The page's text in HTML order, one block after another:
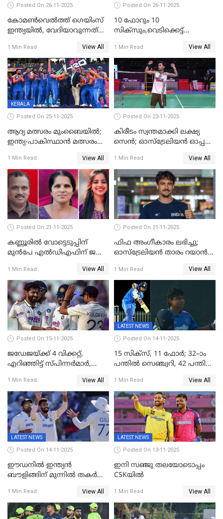
Posted On 26-11-2025
കോമൺവെൽത്ത് ഗെയിംസ്
ഇന്ത്യയിൽ, വേദിയാവുന്നത്
1 Min Read View All
Posted On 26-11-2025
10 ഫോറും 10
സിക്‌സും,വെടിക്കെട്ട്
അര്‍ധ സെഞ്ചുറിയുമായി
സഞ്ജു; ഒഡിഷയെ 10
വിക്കറ്റിന് തകര്‍ത്ത് കേരളം
1 Min Read View All
KERALA
Posted On 25-11-2025
ആദ്യ മത്സരം മുംബൈയിൽ;
ഇന്ത്യ-പാകിസ്ഥാൻ മത്സരം
ലോകകപ്പിന്‍റെ മത്സരക്രമം
പ്രഖ്യാപിച്ചു
1 Min Read View All
Posted On 23-11-2025
കിരീടം സ്വന്തമാക്കി ലക്ഷ്യ
സെന്‍; ഓസ്ട്രേലിയന്‍ ഓപ്പണ്‍
1 Min Read View All
Posted On 21-11-2025
കണ്ണൂരിൽ വോട്ടെടുപ്പിന്
മുൻപേ എൽഡിഎഫിന് ജയം;
സ്ഥാനാർഥികളില്ല
1 Min Read View All
Posted On 21-11-2025
ഫിഫ അംഗീകാരം ലഭിച്ചു;
ഓസ്‌ട്രേലിയന്‍ താരം റയാന്‍
നീലക്കുപ്പായത്തില്‍ കളിക്കാം
1 Min Read View All
Posted On 15-11-2025
ജഡേജയ്ക്ക് 4 വിക്കറ്റ്,
എറിഞ്ഞിട്ട് സ്പിന്നർമാർ,
പ്രോട്ടീസ്
1 Min Read View All
LATEST NEWS
Posted On 14-11-2025
15 സിക്സ്, 11 ഫോർ; 32–ാം
പന്തിൽ സെഞ്ച്വറി, 42 പന്തിൽ
1 Min Read View All
LATEST NEWS
Posted On 14-11-2025
ഈഡനിൽ ഇന്ത്യൻ
ബൗളിങ്ങിന് മുന്നിൽ തകർന്ന്
പുറത്ത്; ബുമ്രയ്ക്ക് അഞ്ച്
വിക്കറ്റ്
1 Min Read View All
LATEST NEWS
Posted On 13-11-2025
ഇനി സഞ്ജു തലയോടൊപ്പം
CSKയിൽ
1 Min Read View All